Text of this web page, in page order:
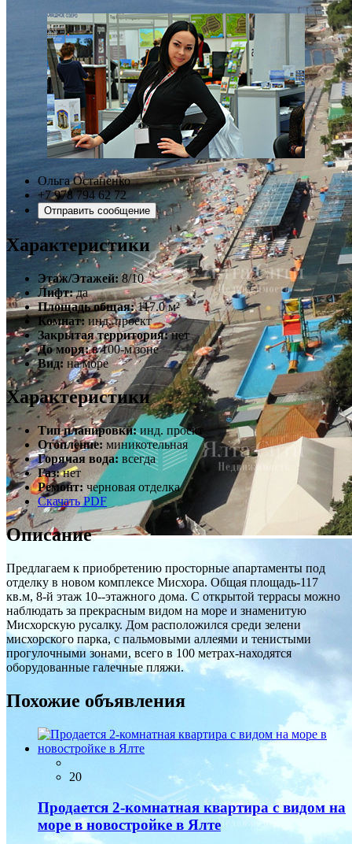
Ольга Остапенко
+7 978 794 62 72
Отправить сообщение
Характеристики
Этаж/Этажей: 8/10
Лифт: да
Площадь общая: 117.0 м²
Комнат: инд. проект
Закрытая территория: нет
До моря: в 100-м зоне
Вид: на море
Характеристики
Тип планировки: инд. проект
Отопление: миникотельная
Горячая вода: всегда
Газ: нет
Ремонт: черновая отделка
Скачать PDF
Описание
Предлагаем к приобретению просторные апартаменты под
отделку в новом комплексе Мисхора. Общая площадь-117
кв.м, 8-й этаж 10--этажного дома. С открытой террасы можно
наблюдать за прекрасным видом на море и знаменитую
Мисхорскую русалку. Дом расположился среди зелени
мисхорского парка, с пальмовыми аллеями и тенистыми
прогулочными зонами, всего в 100 метрах-находятся
оборудованные галечные пляжи.
Похожие объявления
20
Продается 2-комнатная квартира с видом на
море в новостройке в Ялте